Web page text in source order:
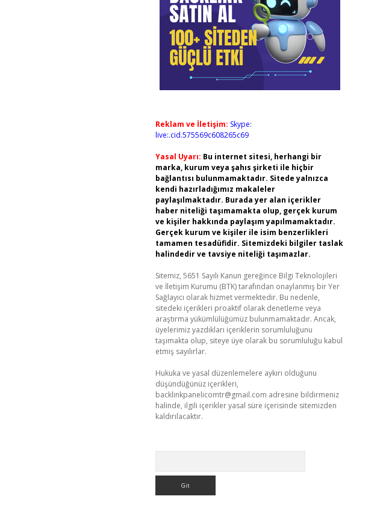
Reklam ve İletişim: Skype:
live:.cid.575569c608265c69
Yasal Uyarı: Bu internet sitesi, herhangi bir
marka, kurum veya şahıs şirketi ile hiçbir
bağlantısı bulunmamaktadır. Sitede yalnızca
kendi hazırladığımız makaleler
paylaşılmaktadır. Burada yer alan içerikler
haber niteliği taşımamakta olup, gerçek kurum
ve kişiler hakkında paylaşım yapılmamaktadır.
Gerçek kurum ve kişiler ile isim benzerlikleri
tamamen tesadüfidir. Sitemizdeki bilgiler taslak
halindedir ve tavsiye niteliği taşımazlar.
Sitemiz, 5651 Sayılı Kanun gereğince Bilgi Teknolojileri
ve İletişim Kurumu (BTK) tarafından onaylanmış bir Yer
Sağlayıcı olarak hizmet vermektedir. Bu nedenle,
sitedeki içerikleri proaktif olarak denetleme veya
araştırma yükümlülüğümüz bulunmamaktadır. Ancak,
üyelerimiz yazdıkları içeriklerin sorumluluğunu
taşımakta olup, siteye üye olarak bu sorumluluğu kabul
etmiş sayılırlar.
Hukuka ve yasal düzenlemelere aykırı olduğunu
düşündüğünüz içerikleri,
backlinkpanelicomtr@gmail.com adresine bildirmeniz
halinde, ilgili içerikler yasal süre içerisinde sitemizden
kaldırılacaktır.